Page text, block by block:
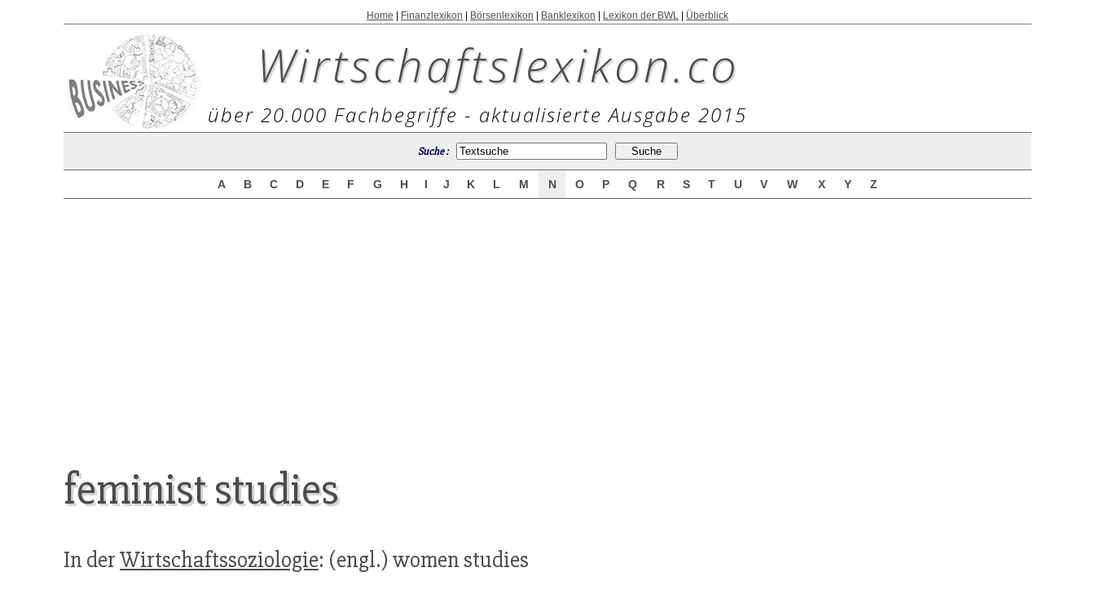
Home Finanzlexikon Börsenlexikon Banklexikon Lexikon der BWL Überblick
Wirtschaftslexikon.co
über 20.000 Fachbegriffe - aktualisierte Ausgabe 2015
Suche :
A B C D E F G H I J K L M N O P Q R S T U V W X Y Z
feminist studies
In derWirtschaftssoziologie: (engl.) women studies